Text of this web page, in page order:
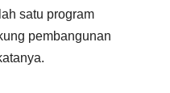
satu program
pembangunan